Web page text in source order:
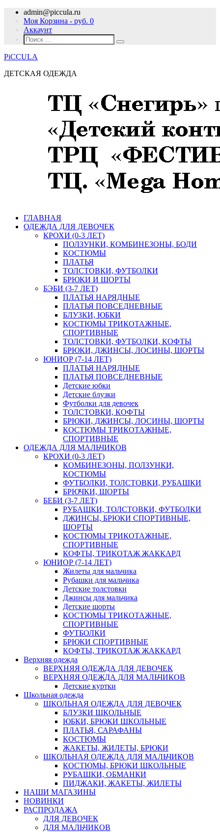
admin@piccula.ru
Моя Корзина - руб. 0
Аккаунт
PiCCULA
ДЕТСКАЯ ОДЕЖДА
ГЛАВНАЯ
ОДЕЖДА ДЛЯ ДЕВОЧЕК
КРОХИ (0-3 ЛЕТ)
ПОЛЗУНКИ, КОМБИНЕЗОНЫ, БОДИ
КОСТЮМЫ
ПЛАТЬЯ
ТОЛСТОВКИ, ФУТБОЛКИ
БРЮКИ И ШОРТЫ
БЭБИ (3-7 ЛЕТ)
ПЛАТЬЯ НАРЯДНЫЕ
ПЛАТЬЯ ПОВСЕДНЕВНЫЕ
БЛУЗКИ, ЮБКИ
КОСТЮМЫ ТРИКОТАЖНЫЕ,
СПОРТИВНЫЕ
ТОЛСТОВКИ, ФУТБОЛКИ, КОФТЫ
БРЮКИ, ДЖИНСЫ, ЛОСИНЫ, ШОРТЫ
ЮНИОР (7-14 ЛЕТ)
ПЛАТЬЯ НАРЯДНЫЕ
ПЛАТЬЯ ПОВСЕДНЕВНЫЕ
Детские юбки
Детские блузки
Футболки для девочек
ТОЛСТОВКИ, КОФТЫ
БРЮКИ, ДЖИНСЫ, ЛОСИНЫ, ШОРТЫ
КОСТЮМЫ ТРИКОТАЖНЫЕ,
СПОРТИВНЫЕ
ОДЕЖДА ДЛЯ МАЛЬЧИКОВ
КРОХИ (0-3 ЛЕТ)
КОМБИНЕЗОНЫ, ПОЛЗУНКИ,
КОСТЮМЫ
ФУТБОЛКИ, ТОЛСТОВКИ, РУБАШКИ
БРЮЧКИ, ШОРТЫ
БЕБИ (3-7 ЛЕТ)
РУБАШКИ, ТОЛСТОВКИ, ФУТБОЛКИ
ДЖИНСЫ, БРЮКИ СПОРТИВНЫЕ,
ШОРТЫ
КОСТЮМЫ ТРИКОТАЖНЫЕ,
СПОРТИВНЫЕ
КОФТЫ, ТРИКОТАЖ ЖАККАРД
ЮНИОР (7-14 ЛЕТ)
Жилеты для мальчика
Рубашки для мальчика
Детские толстовки
Джинсы для мальчика
Детские шорты
КОСТЮМЫ ТРИКОТАЖНЫЕ,
СПОРТИВНЫЕ
ФУТБОЛКИ
БРЮКИ СПОРТИВНЫЕ
КОФТЫ, ТРИКОТАЖ ЖАККАРД
Верхняя одежда
ВЕРХНЯЯ ОДЕЖДА ДЛЯ ДЕВОЧЕК
ВЕРХНЯЯ ОДЕЖДА ДЛЯ МАЛЬЧИКОВ
Детские куртки
Школьная одежда
ШКОЛЬНАЯ ОДЕЖДА ДЛЯ ДЕВОЧЕК
БЛУЗКИ ШКОЛЬНЫЕ
ЮБКИ, БРЮКИ ШКОЛЬНЫЕ
ПЛАТЬЯ, САРАФАНЫ
КОСТЮМЫ
ЖАКЕТЫ, ЖИЛЕТЫ, БРЮКИ
ШКОЛЬНАЯ ОДЕЖДА ДЛЯ МАЛЬЧИКОВ
КОСТЮМЫ, БРЮКИ ШКОЛЬНЫЕ
РУБАШКИ, ОБМАНКИ
ПИДЖАКИ, ЖАКЕТЫ, ЖИЛЕТЫ
НАШИ МАГАЗИНЫ
НОВИНКИ
РАСПРОДАЖА
ДЛЯ ДЕВОЧЕК
ДЛЯ МАЛЬЧИКОВ